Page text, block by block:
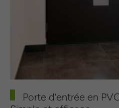
Porte d’entrée en